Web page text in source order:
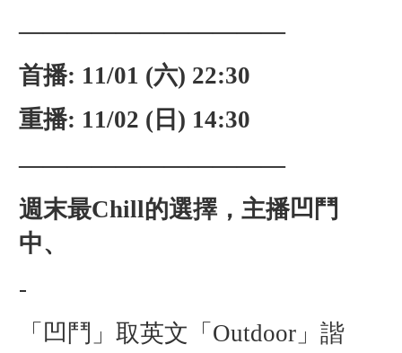
———————————
首播: 11/01 (六) 22:30
重播: 11/02 (日) 14:30
———————————
週末最Chill的選擇，主播凹鬥
中、
-
「凹鬥」取英文「Outdoor」諧